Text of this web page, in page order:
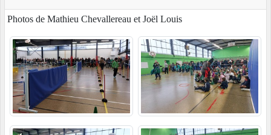
Photos de Mathieu Chevallereau et Joël Louis